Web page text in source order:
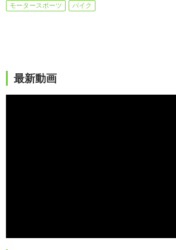
モータースポーツ バイク
最新動画